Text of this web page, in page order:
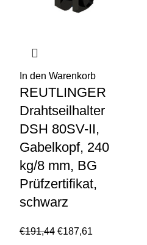
In den Warenkorb
REUTLINGER
Drahtseilhalter
DSH 80SV-II,
Gabelkopf, 240
kg/8 mm, BG
Prüfzertifikat,
schwarz
€191,44 €187,61